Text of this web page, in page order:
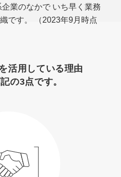
業のなかで いち早く業務
です。
（2023年9月時点
活用している理由
の3点です。